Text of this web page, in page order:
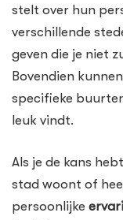
stelt over hun
verschillende
geven die je niet
Bovendien
specifieke
leuk vindt.
Als je de kans
stad woont of
persoonlijke